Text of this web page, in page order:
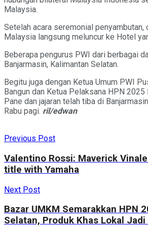
Malaysia.
Setelah acara seremonial penyambutan,
Malaysia langsung meluncur ke Hotel
Beberapa pengurus PWI dari berbagai
Banjarmasin, Kalimantan Selatan.
Begitu juga dengan Ketua Umum PWI
Bangun dan Ketua Pelaksana HPN 2025
Pane dan jajaran telah tiba di
Rabu pagi. ril/edwan
Previous Post
Valentino Rossi: Maverick
title with Yamaha
Next Post
Bazar UMKM Semarakkan HPN
Selatan, Produk Khas Lokal